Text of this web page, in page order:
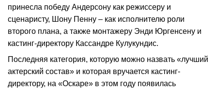
принесла победу Андерсону как режиссеру и
сценаристу, Шону Пенну – как исполнителю роли
второго плана, а также монтажеру Энди Юргенсену и
кастинг-директору Кассандре Кулукундис.
Последняя категория, которую можно назвать «лучший
актерский состав» и которая вручается кастинг-
директору, на «Оскаре» в этом году появилась